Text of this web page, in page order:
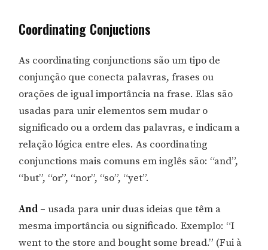
Coordinating Conjuctions
As coordinating conjunctions são um tipo de
conjunção que conecta palavras, frases ou
orações de igual importância na frase. Elas são
usadas para unir elementos sem mudar o
significado ou a ordem das palavras, e indicam a
relação lógica entre eles. As coordinating
conjunctions mais comuns em inglês são: “and”,
“but”, “or”, “nor”, “so”, “yet”.
And – usada para unir duas ideias que têm a
mesma importância ou significado. Exemplo: “I
went to the store and bought some bread.” (Fui à